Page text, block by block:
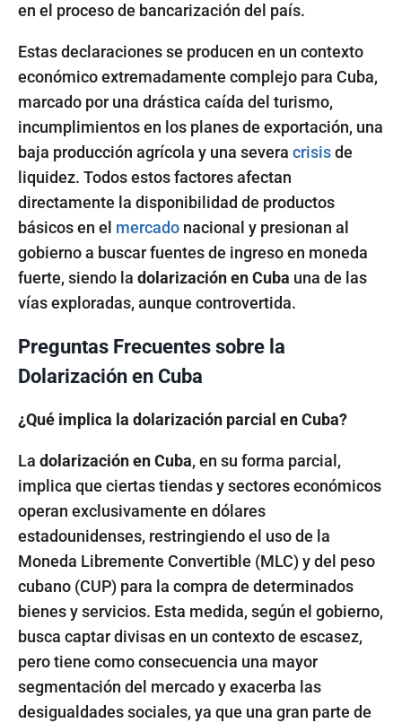
en el proceso de bancarización del país.
Estas declaraciones se producen en un contexto
económico extremadamente complejo para Cuba,
marcado por una drástica caída del turismo,
incumplimientos en los planes de exportación, una
baja producción agrícola y una severa crisisde
liquidez. Todos estos factores afectan
directamente la disponibilidad de productos
básicos en el mercado nacional y presionan al
gobierno a buscar fuentes de ingreso en moneda
fuerte, siendo la dolarización en Cuba una de las
vías exploradas, aunque controvertida.
Preguntas Frecuentes sobre la
Dolarización en Cuba
¿Qué implica la dolarización parcial en Cuba?
La dolarización en Cuba, en su forma parcial,
implica que ciertas tiendas y sectores económicos
operan exclusivamente en dólares
estadounidenses, restringiendo el uso de la
Moneda Libremente Convertible (MLC) y del peso
cubano (CUP) para la compra de determinados
bienes y servicios. Esta medida, según el gobierno,
busca captar divisas en un contexto de escasez,
pero tiene como consecuencia una mayor
segmentación del mercado y exacerba las
desigualdades sociales, ya que una gran parte de